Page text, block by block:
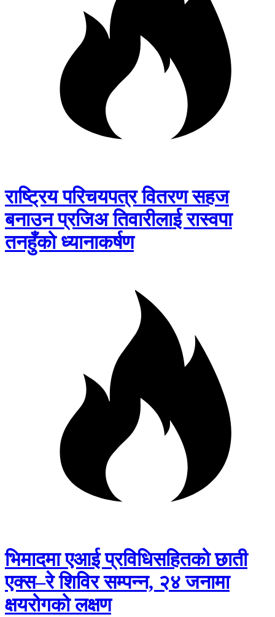
राष्ट्रिय परिचयपत्र वितरण सहज
बनाउन प्रजिअ तिवारीलाई रास्वपा
तनहुँको ध्यानाकर्षण
भिमादमा एआई प्रविधिसहितको छाती
एक्स–रे शिविर सम्पन्न, २४ जनामा
क्षयरोगको लक्षण